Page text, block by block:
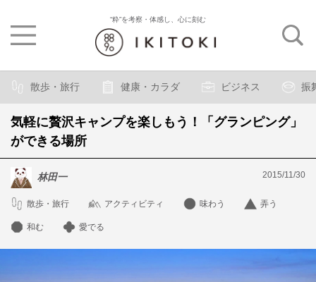
“粋”を考察・体感し、心に刻む
散歩・旅行 健康・カラダ ビジネス 振
気軽に贅沢キャンプを楽しもう！「グランピング」
ができる場所
林田一 2015/11/30
散歩・旅行 アクティビティ 味わう 弄う
和む 愛でる